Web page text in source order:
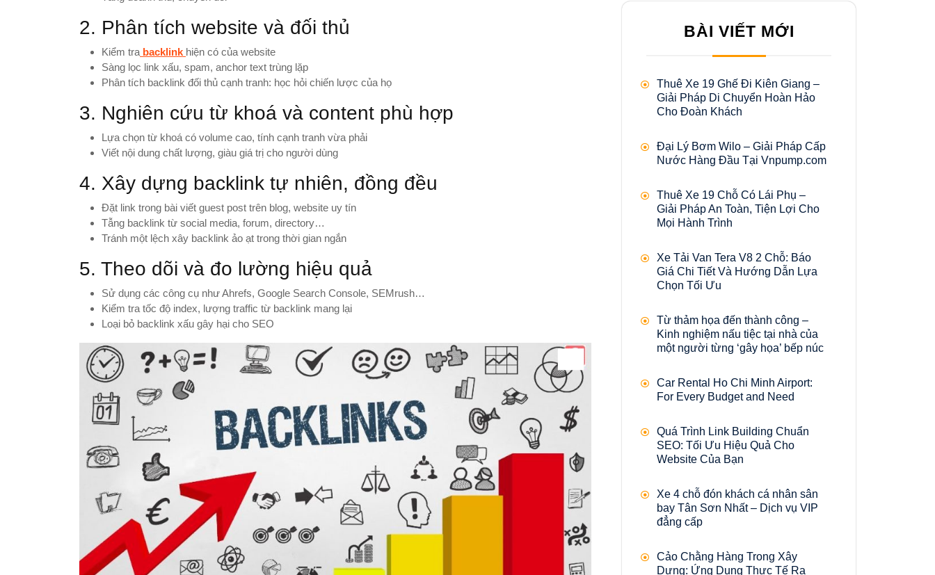
2. Phân tích website và đối thủ
Kiểm trabacklink hiện có của website
Sàng lọc link xấu, spam, anchor text trùng lặp
Phân tích backlink đối thủ cạnh tranh: học hỏi chiến lược của họ
3. Nghiên cứu từ khoá và content phù hợp
Lựa chọn từ khoá có volume cao, tính cạnh tranh vừa phải
Viết nội dung chất lượng, giàu giá trị cho người dùng
4. Xây dựng backlink tự nhiên, đồng đều
Đặt link trong bài viết guest post trên blog, website uy tín
Tẫng backlink từ social media, forum, directory…
Tránh một lệch xây backlink ảo ạt trong thời gian ngắn
5. Theo dõi và đo lường hiệu quả
Sử dụng các công cụ như Ahrefs, Google Search Console, SEMrush…
Kiểm tra tốc độ index, lượng traffic từ backlink mang lại
Loại bỏ backlink xấu gây hại cho SEO
BÀI VIẾT MỚI
Thuê Xe 19 Ghế Đi Kiên Giang –
Giải Pháp Di Chuyển Hoàn Hảo
Cho Đoàn Khách
Đại Lý Bơm Wilo – Giải Pháp Cấp
Nước Hàng Đầu Tại Vnpump.com
Thuê Xe 19 Chỗ Có Lái Phụ –
Giải Pháp An Toàn, Tiện Lợi Cho
Mọi Hành Trình
Xe Tải Van Tera V8 2 Chỗ: Báo
Giá Chi Tiết Và Hướng Dẫn Lựa
Chọn Tối Ưu
Từ thảm họa đến thành công –
Kinh nghiệm nấu tiệc tại nhà của
một người từng ‘gây họa’ bếp núc
Car Rental Ho Chi Minh Airport:
For Every Budget and Need
Quá Trình Link Building Chuẩn
SEO: Tối Ưu Hiệu Quả Cho
Website Của Bạn
Xe 4 chỗ đón khách cá nhân sân
bay Tân Sơn Nhất – Dịch vụ VIP
đẳng cấp
Cảo Chằng Hàng Trong Xây
Dựng: Ứng Dụng Thực Tế Ra